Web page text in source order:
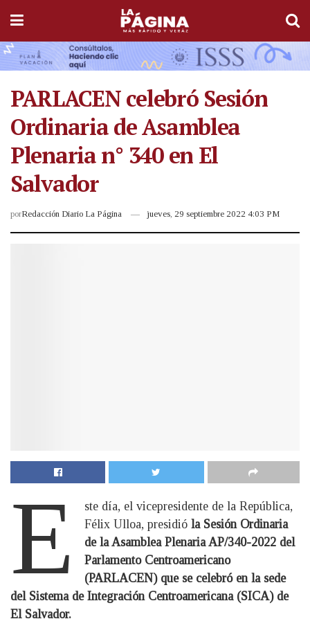
PARLACEN celebró Sesión
Ordinaria de Asamblea
Plenaria n° 340 en El
Salvador
porRedacción Diario La Página jueves, 29 septiembre 2022 4:03 PM
E
ste día, el vicepresidente de la República,
Félix Ulloa, presidióla Sesión Ordinaria
de la Asamblea Plenaria AP/340-2022 del
Parlamento Centroamericano
(PARLACEN) que se celebró en la sede
del Sistema de Integración Centroamericana (SICA) de
El Salvador.